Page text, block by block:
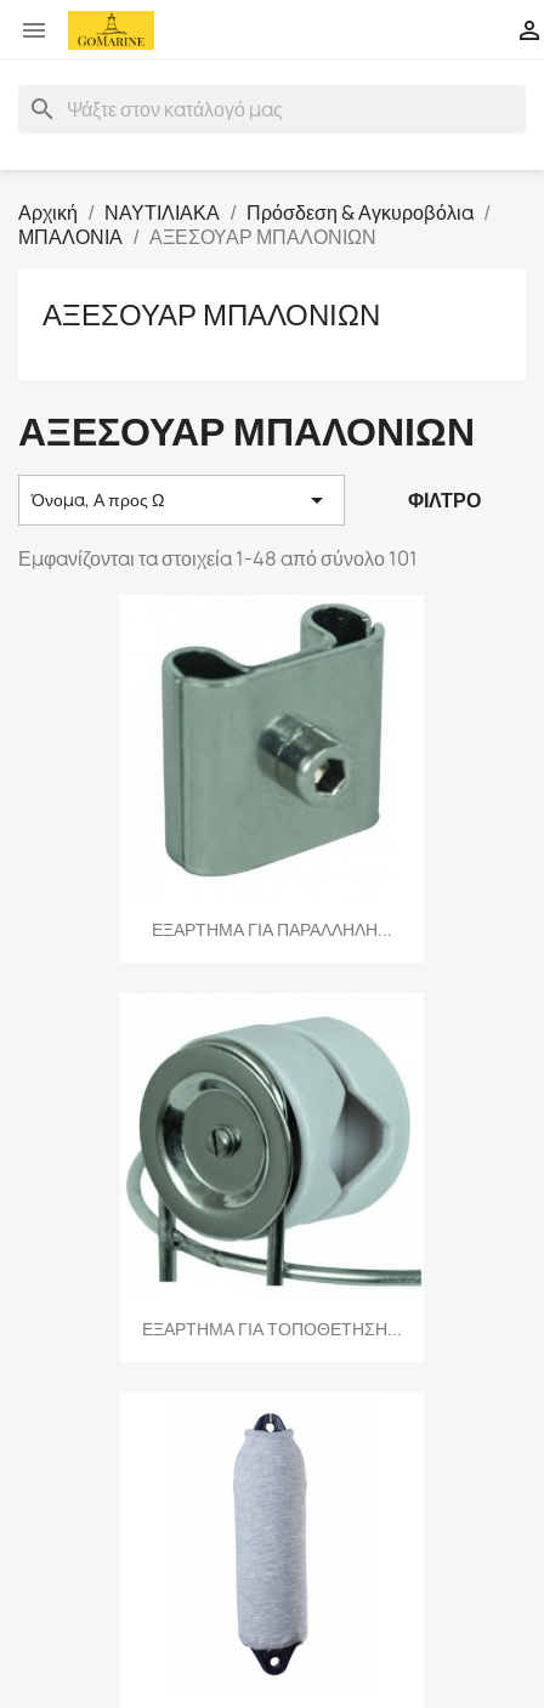
 
search
Αρχική ΝΑΥΤΙΛΙΑΚΑ
Πρόσδεση & Αγκυροβόλια
ΜΠΑΛΟΝΙΑ
ΑΞΕΣΟΥΑΡ ΜΠΑΛΟΝΙΩΝ
ΑΞΕΣΟΥΑΡ ΜΠΑΛΟΝΙΩΝ
ΑΞΕΣΟΥΑΡ ΜΠΑΛΟΝΙΩΝ
Όνομα, Α προς Ω  ΦΊΛΤΡΟ
Εμφανίζονται τα στοιχεία 1-48 από σύνολο 101
ΕΞΑΡΤΗΜΑ ΓΙΑ ΠΑΡΑΛΛΗΛΗ...
ΕΞΑΡΤΗΜΑ ΓΙΑ ΤΟΠΟΘΕΤΗΣΗ...